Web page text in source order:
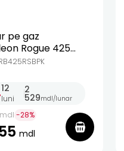
pe gaz
Rogue 425
aragaz +
12
luni
2
529mdl/lunar
mdl -28%
mdl